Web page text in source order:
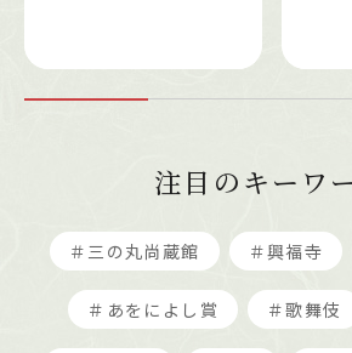
注目のキーワ
＃三の丸尚蔵館 ＃興福寺
＃あをによし賞 ＃歌舞伎